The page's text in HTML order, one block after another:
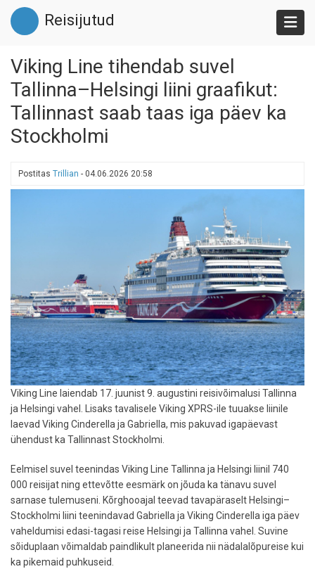
Liigu
edasi
põhisisu
Reisijutud
Viking Line tihendab suvel
Tallinna–Helsingi liini graafikut:
Tallinnast saab taas iga päev ka
Stockholmi
Postitas Trillian - 04.06.2026 20:58
Viking Line laiendab 17. juunist 9. augustini reisivõimalusi Tallinna
ja Helsingi vahel. Lisaks tavalisele Viking XPRS-ile tuuakse liinile
laevad Viking Cinderella ja Gabriella, mis pakuvad igapäevast
ühendust ka Tallinnast Stockholmi.
Eelmisel suvel teenindas Viking Line Tallinna ja Helsingi liinil 740
000 reisijat ning ettevõtte eesmärk on jõuda ka tänavu suvel
sarnase tulemuseni. Kõrghooajal teevad tavapäraselt Helsingi–
Stockholmi liini teenindavad Gabriella ja Viking Cinderella iga päev
vaheldumisi edasi-tagasi reise Helsingi ja Tallinna vahel. Suvine
sõiduplaan võimaldab paindlikult planeerida nii nädalalõpureise kui
ka pikemaid puhkuseid.